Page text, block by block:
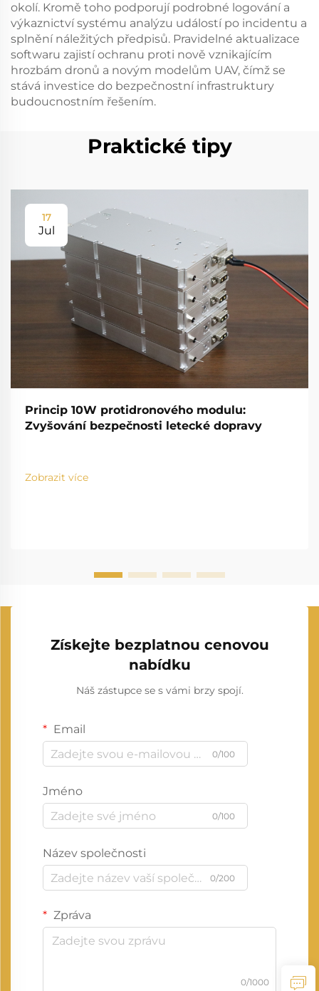
okolí. Kromě toho podporují podrobné logování a
výkaznictví systému analýzu událostí po incidentu a
splnění náležitých předpisů. Pravidelné aktualizace
softwaru zajistí ochranu proti nově vznikajícím
hrozbám dronů a novým modelům UAV, čímž se
stává investice do bezpečnostní infrastruktury
budoucnostním řešením.
Praktické tipy
17
Jul
Princip 10W protidronového modulu:
Zvyšování bezpečnosti letecké dopravy
Zobrazit více
Získejte bezplatnou cenovou
nabídku
Náš zástupce se s vámi brzy spojí.
Email
0/100
Jméno
0/100
Název společnosti
0/200
Zpráva
0/1000